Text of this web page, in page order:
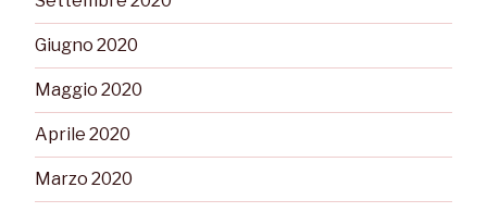
Giugno 2020
Maggio 2020
Aprile 2020
Marzo 2020